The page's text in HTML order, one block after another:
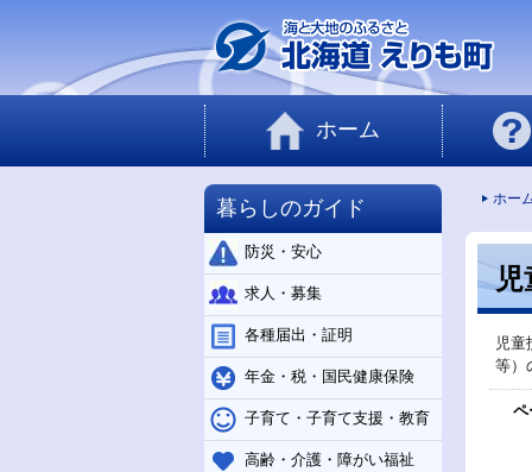
ホーム
ホー
児
児童
等）
ペ
暮らしのガイド
防災・安心
求人・募集
各種届出・証明
年金・税・国民健康保険
子育て・子育て支援・教育
高齢・介護・障がい福祉